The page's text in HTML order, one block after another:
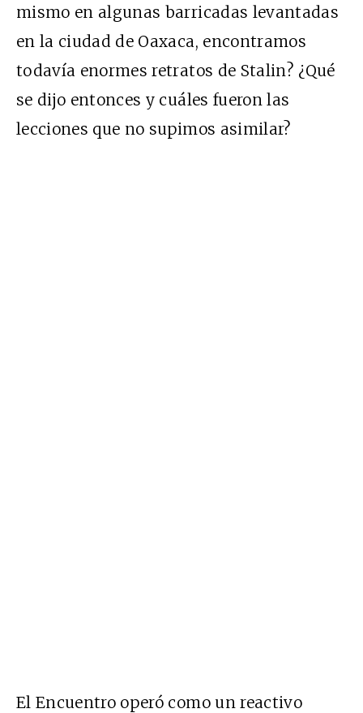
mismo en algunas barricadas levantadas
en la ciudad de Oaxaca, encontramos
todavía enormes retratos de Stalin? ¿Qué
se dijo entonces y cuáles fueron las
lecciones que no supimos asimilar?
El Encuentro operó como un reactivo